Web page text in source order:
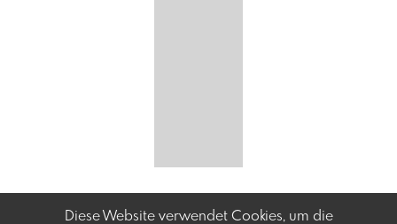
Diese Website verwendet Cookies, um die